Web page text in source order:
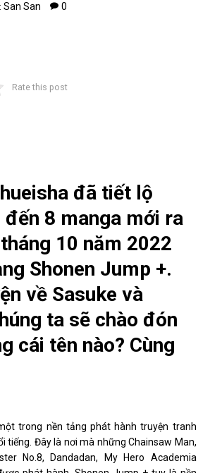
:San San 0
Rate this post
đã tiết lộ
đến 8 manga mới ra
10 năm 2022
Shonen Jump +.
về Sasuke và
ta sẽ chào đón
cái tên nào? Cùng
trong nền tảng phát hành truyện tranh
tiếng. Đây là nơi mà những Chainsaw Man,
No.8, Dandadan, My Hero Academia